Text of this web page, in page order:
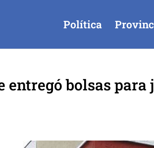
Política
entregó bolsas para